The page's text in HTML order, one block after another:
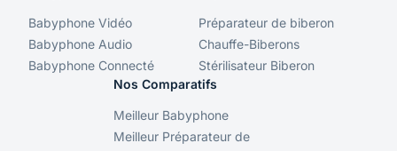
Babyphone Vidéo
Babyphone Audio
Babyphone Connecté
Préparateur de biberon
Chauffe-Biberons
Stérilisateur Biberon
Nos Comparatifs
Meilleur Babyphone
Meilleur Préparateur de